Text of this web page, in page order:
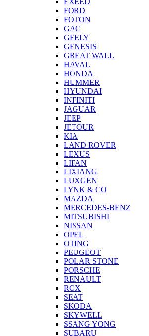
EXEED
FORD
FOTON
GAC
GEELY
GENESIS
GREAT WALL
HAVAL
HONDA
HUMMER
HYUNDAI
INFINITI
JAGUAR
JEEP
JETOUR
KIA
LAND ROVER
LEXUS
LIFAN
LIXIANG
LUXGEN
LYNK & CO
MAZDA
MERCEDES-BENZ
MITSUBISHI
NISSAN
OPEL
OTING
PEUGEOT
POLAR STONE
PORSCHE
RENAULT
ROX
SEAT
SKODA
SKYWELL
SSANG YONG
SUBARU